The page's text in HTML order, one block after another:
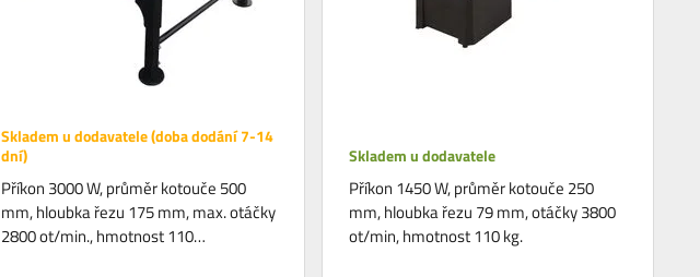
Skladem u dodavatele (doba dodání 7-14
dní)
Příkon 3000 W, průměr kotouče 500
mm, hloubka řezu 175 mm, max. otáčky
2800 ot/min., hmotnost 110…
Skladem u dodavatele
Příkon 1450 W, průměr kotouče 250
mm, hloubka řezu 79 mm, otáčky 3800
ot/min, hmotnost 110 kg.